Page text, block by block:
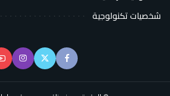
شخصيات تكنولوجية